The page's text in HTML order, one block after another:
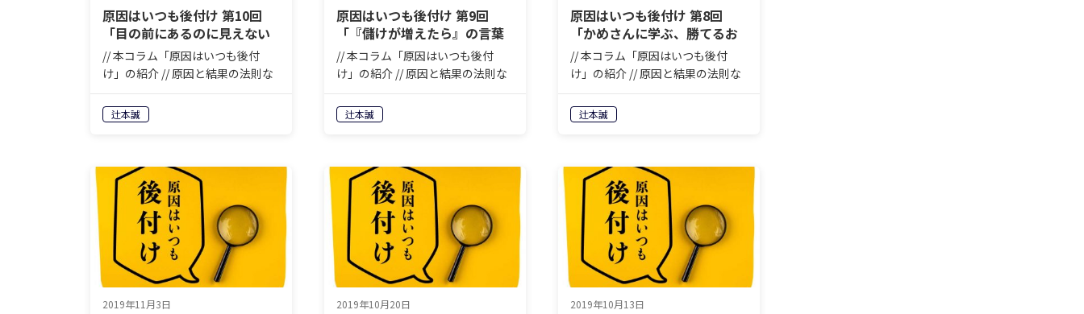
原因はいつも後付け 第10回
「目の前にあるのに見えない
もの」
// 本コラム「原因はいつも後付
け」の紹介 // 原因と結果の法則な
れば誰も苦労はしません。人生も
商売もまずやってみて、結果が出
に…
辻本誠
原因はいつも後付け 第9回
「『儲けが増えたら』の言葉
に潜む矛盾」
// 本コラム「原因はいつも後付
け」の紹介 // 原因と結果の法則な
れば誰も苦労はしません。人生も
商売もまずやってみて、結果が出
に…
辻本誠
原因はいつも後付け 第8回
「かめさんに学ぶ、勝てるお
店の作り方」
// 本コラム「原因はいつも後付
け」の紹介 // 原因と結果の法則な
れば誰も苦労はしません。人生も
商売もまずやってみて、結果が出
に…
辻本誠
2019年11月3日 2019年10月20日 2019年10月13日